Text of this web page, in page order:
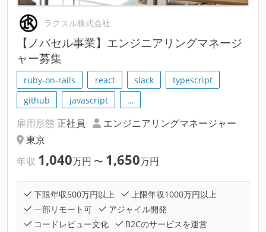
ラクスル株式会社
【ノバセル事業】エンジニアリングマネージ
ャー募集
ruby-on-rails react slack
typescript
github
javascript …
雇用形態 正社員
エンジニアリングマネージャー
東京
年収 1,040万円 〜 1,650万円
下限年収500万円以上
上限年収1000万円以上
一部リモート可
アジャイル開発
コードレビュー文化
B2Cのサービスを運営